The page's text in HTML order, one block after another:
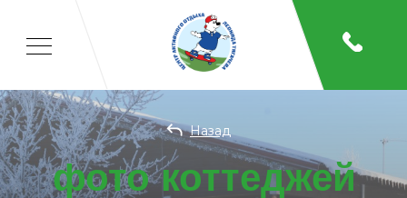
Назад
фото коттеджей
горнолыжного
клуба